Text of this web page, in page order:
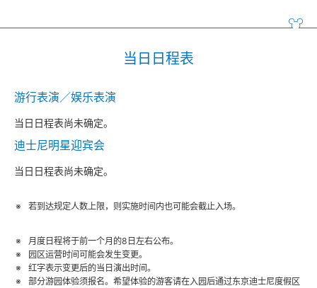
当日日程表
游行表演／娱乐表演
当日日程表尚未确定。
迪士尼明星迎宾会
当日日程表尚未确定。
若到达规定人数上限，则实施时间内也可能会截止入场。
月度日程将于前一个月的8日左右公布。
园区运营时间可能会发生变更。
红字表示变更后的当日演出时间。
部分游园体验须报名。希望体验的游客请在入园后通过东京迪士尼度假区